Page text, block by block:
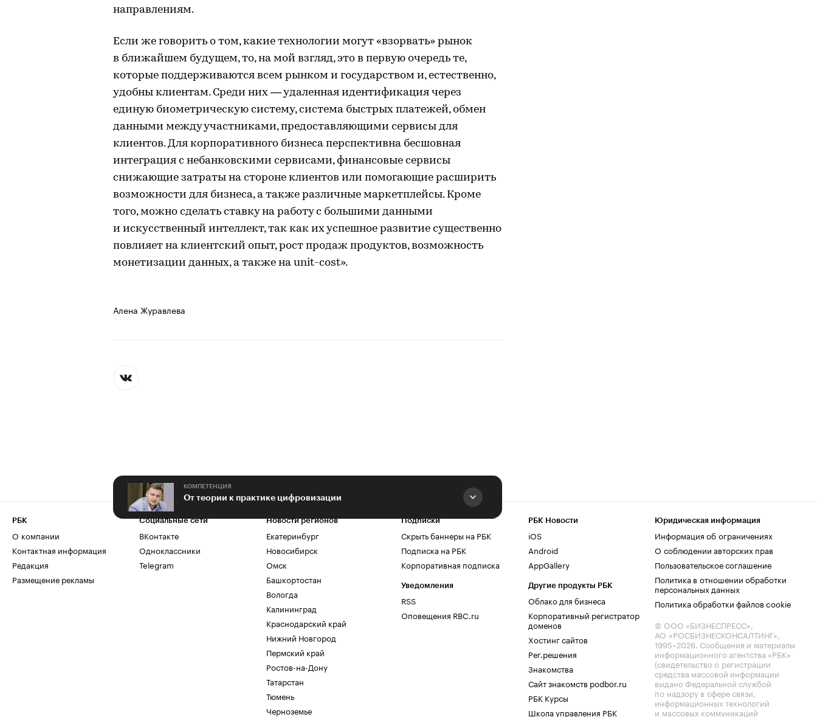
направлениям.
Если же говорить о том, какие технологии могут «взорвать» рынок
в ближайшем будущем, то, на мой взгляд, это в первую очередь те,
которые поддерживаются всем рынком и государством и, естественно,
удобны клиентам. Среди них — удаленная идентификация через
единую биометрическую систему, система быстрых платежей, обмен
данными между участниками, предоставляющими сервисы для
клиентов. Для корпоративного бизнеса перспективна бесшовная
интеграция с небанковскими сервисами, финансовые сервисы
снижающие затраты на стороне клиентов или помогающие расширить
возможности для бизнеса, а также различные маркетплейсы. Кроме
того, можно сделать ставку на работу с большими данными
и искусственный интеллект, так как их успешное развитие существенно
повлияет на клиентский опыт, рост продаж продуктов, возможность
монетизации данных, а также на unit-cost».
Алена Журавлева
КОМПЕТЕНЦИЯ
От теории к практике цифровизации
РБК
О компании
Контактная информация
Редакция
Размещение рекламы
Социальные сети
ВКонтакте
Одноклассники
Telegram
Новости регионов
Екатеринбург
Новосибирск
Омск
Башкортостан
Вологда
Калининград
Краснодарский край
Нижний Новгород
Пермский край
Ростов-на-Дону
Татарстан
Тюмень
Черноземье
Подписки
Скрыть баннеры на РБК
Подписка на РБК
Корпоративная подписка
Уведомления
RSS
Оповещения RBC.ru
РБК Новости
iOS
Android
AppGallery
Другие продукты РБК
Облако для бизнеса
Корпоративный регистратор
доменов
Хостинг сайтов
Рег.решения
Знакомства
Сайт знакомств podbor.ru
РБК Курсы
Школа управления РБК
Юридическая информация
Информация об ограничениях
О соблюдении авторских прав
Пользовательское соглашение
Политика в отношении обработки
персональных данных
Политика обработки файлов cookie
© ООО «БИЗНЕСПРЕСС»,
АО «РОСБИЗНЕСКОНСАЛТИНГ»,
1995–2026. Сообщения и материалы
информационного агентства «РБК»
(свидетельство о регистрации
средства массовой информации
выдано Федеральной службой
по надзору в сфере связи,
информационных технологий
и массовых коммуникаций